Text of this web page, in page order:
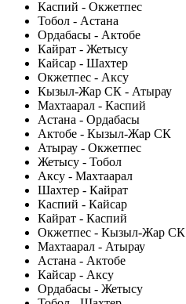
Каспий - Окжетпес
Тобол - Астана
Ордабасы - Актобе
Кайрат - Жетысу
Кайсар - Шахтер
Окжетпес - Аксу
Кызыл-Жар СК - Атырау
Махтаарал - Каспий
Астана - Ордабасы
Актобе - Кызыл-Жар СК
Атырау - Окжетпес
Жетысу - Тобол
Аксу - Махтаарал
Шахтер - Кайрат
Каспий - Кайсар
Кайрат - Каспий
Окжетпес - Кызыл-Жар СК
Махтаарал - Атырау
Астана - Актобе
Кайсар - Аксу
Ордабасы - Жетысу